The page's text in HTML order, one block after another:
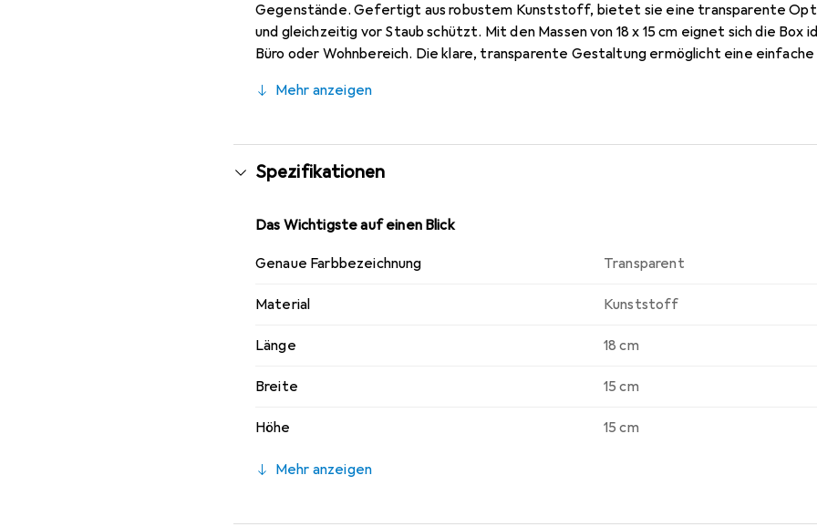
Gegenstände. Gefertigt aus robustem Kunststoff, bietet sie eine transparente
und gleichzeitig vor Staub schützt. Mit den Massen von 18 x 15 cm eignet sich die Box
Büro oder Wohnbereich. Die klare, transparente Gestaltung ermöglicht eine
und unterstützt eine ordentliche Organisation von Alltagsgegenständen. Sie ist leicht
sie zu einem nützlichen Accessoire für jeden Haushalt. Die Niederfrohna
Funktionalität mit einem minimalistischen Design, das sich nahtlos in unterschiedliche
Mehr anzeigen
Spezifikationen
Das Wichtigste auf einen Blick
Genaue Farbbezeichnung Transparent
Material Kunststoff
Länge 18 cm
Breite 15 cm
Höhe 15 cm
Mehr anzeigen